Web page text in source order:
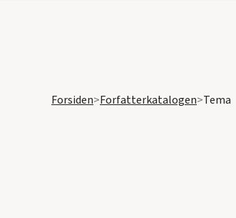
Forsiden>Forfatterkatalogen>Tema